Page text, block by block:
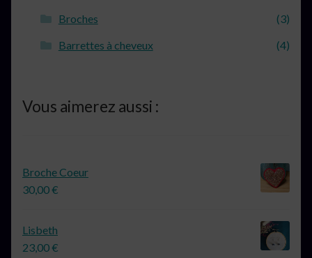
Broches
(3)
Barrettes à cheveux
(4)
Vous aimerez aussi :
Broche Coeur
30,00€
Lisbeth
23,00€